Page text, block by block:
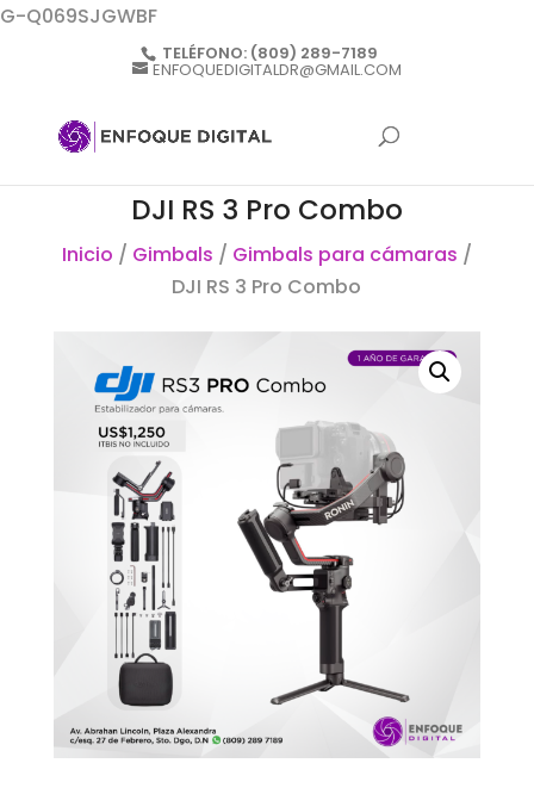
G-Q069SJGWBF
TELÉFONO: (809) 289-7189
ENFOQUEDIGITALDR@GMAIL.COM
DJI RS 3 Pro Combo
Inicio / Gimbals / Gimbals para cámaras /
DJI RS 3 Pro Combo